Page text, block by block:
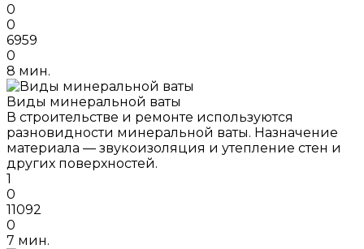
0
0
6959
0
8 мин.
Виды минеральной ваты
В строительстве и ремонте используются
разновидности минеральной ваты. Назначение
материала — звукоизоляция и утепление стен и
других поверхностей.
1
0
11092
0
7 мин.